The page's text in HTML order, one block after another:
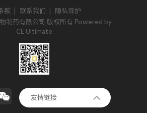
款 联系我们
隐私保护
制药有限公司 版权所有 Powered by
CE Ultimate
友情链接
正大集团